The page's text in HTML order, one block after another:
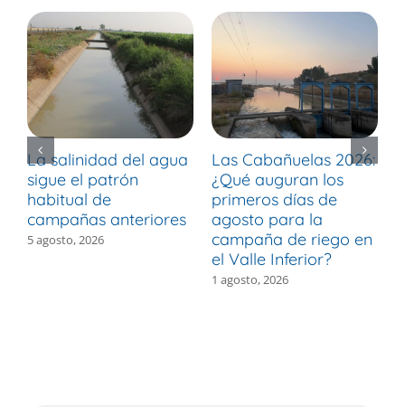
La salinidad del agua
sigue el patrón
habitual de
campañas anteriores
5 agosto, 2026
Las Cabañuelas 2026:
¿Qué auguran los
primeros días de
agosto para la
campaña de riego en
el Valle Inferior?
1 agosto, 2026